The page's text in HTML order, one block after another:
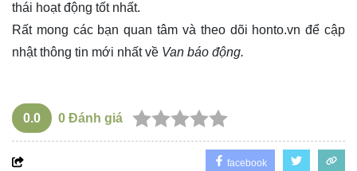
thái hoạt động tốt nhất.
Rất mong các bạn quan tâm và theo dõi honto.vn để cập
nhật thông tin mới nhất về Van báo động.
0.0 0 Đánh giá
facebook